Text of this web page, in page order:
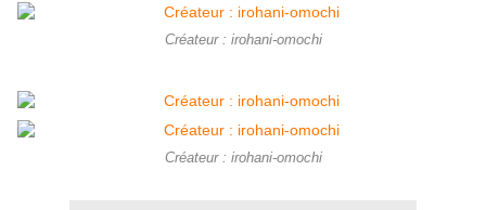
Créateur : irohani-omochi
Créateur : irohani-omochi